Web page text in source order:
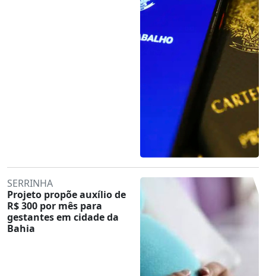
SERRINHA
Projeto propõe auxílio de
R$ 300 por mês para
gestantes em cidade da
Bahia